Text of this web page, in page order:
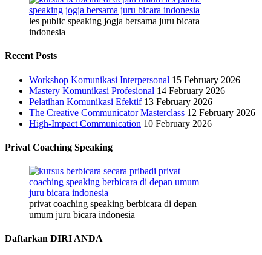
les public speaking jogja bersama juru bicara
indonesia
Recent Posts
Workshop Komunikasi Interpersonal 15 February 2026
Mastery Komunikasi Profesional 14 February 2026
Pelatihan Komunikasi Efektif 13 February 2026
The Creative Communicator Masterclass 12 February 2026
High-Impact Communication 10 February 2026
Privat Coaching Speaking
privat coaching speaking berbicara di depan
umum juru bicara indonesia
Daftarkan DIRI ANDA